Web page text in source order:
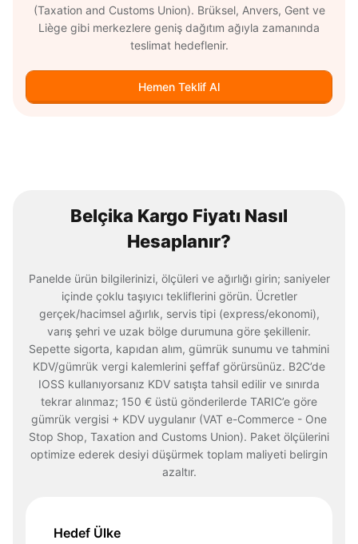
(Taxation and Customs Union). Brüksel, Anvers, Gent ve
Liège gibi merkezlere geniş dağıtım ağıyla zamanında
teslimat hedeflenir.
Hemen Teklif Al
Belçika Kargo Fiyatı Nasıl
Hesaplanır?
Panelde ürün bilgilerinizi, ölçüleri ve ağırlığı girin; saniyeler
içinde çoklu taşıyıcı tekliflerini görün. Ücretler
gerçek/hacimsel ağırlık, servis tipi (express/ekonomi),
varış şehri ve uzak bölge durumuna göre şekillenir.
Sepette sigorta, kapıdan alım, gümrük sunumu ve tahmini
KDV/gümrük vergi kalemlerini şeffaf görürsünüz. B2C’de
IOSS kullanıyorsanız KDV satışta tahsil edilir ve sınırda
tekrar alınmaz; 150 € üstü gönderilerde TARIC’e göre
gümrük vergisi + KDV uygulanır (VAT e-Commerce - One
Stop Shop, Taxation and Customs Union). Paket ölçülerini
optimize ederek desiyi düşürmek toplam maliyeti belirgin
azaltır.
Hedef Ülke